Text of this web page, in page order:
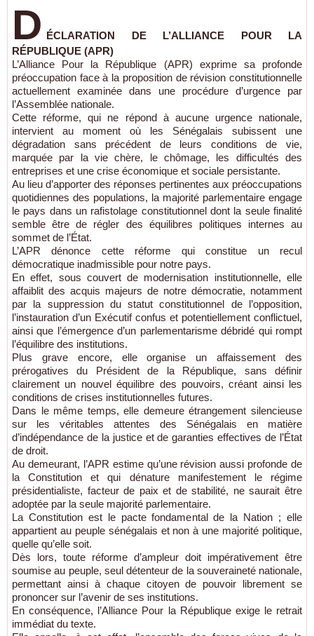
D ÉCLARATION DE L’ALLIANCE POUR LA
RÉPUBLIQUE (APR)
L’Alliance Pour la République (APR) exprime sa profonde
préoccupation face à la proposition de révision constitutionnelle
actuellement examinée dans une procédure d’urgence par
l’Assemblée nationale.
Cette réforme, qui ne répond à aucune urgence nationale,
intervient au moment où les Sénégalais subissent une
dégradation sans précédent de leurs conditions de vie,
marquée par la vie chère, le chômage, les difficultés des
entreprises et une crise économique et sociale persistante.
Au lieu d’apporter des réponses pertinentes aux préoccupations
quotidiennes des populations, la majorité parlementaire engage
le pays dans un rafistolage constitutionnel dont la seule finalité
semble être de régler des équilibres politiques internes au
sommet de l’État.
L’APR dénonce cette réforme qui constitue un recul
démocratique inadmissible pour notre pays.
En effet, sous couvert de modernisation institutionnelle, elle
affaiblit des acquis majeurs de notre démocratie, notamment
par la suppression du statut constitutionnel de l’opposition,
l’instauration d’un Exécutif confus et potentiellement conflictuel,
ainsi que l’émergence d’un parlementarisme débridé qui rompt
l’équilibre des institutions.
Plus grave encore, elle organise un affaissement des
prérogatives du Président de la République, sans définir
clairement un nouvel équilibre des pouvoirs, créant ainsi les
conditions de crises institutionnelles futures.
Dans le même temps, elle demeure étrangement silencieuse
sur les véritables attentes des Sénégalais en matière
d’indépendance de la justice et de garanties effectives de l’État
de droit.
Au demeurant, l’APR estime qu’une révision aussi profonde de
la Constitution et qui dénature manifestement le régime
présidentialiste, facteur de paix et de stabilité, ne saurait être
adoptée par la seule majorité parlementaire.
La Constitution est le pacte fondamental de la Nation ; elle
appartient au peuple sénégalais et non à une majorité politique,
quelle qu’elle soit.
Dès lors, toute réforme d’ampleur doit impérativement être
soumise au peuple, seul détenteur de la souveraineté nationale,
permettant ainsi à chaque citoyen de pouvoir librement se
prononcer sur l’avenir de ses institutions.
En conséquence, l’Alliance Pour la République exige le retrait
immédiat du texte.